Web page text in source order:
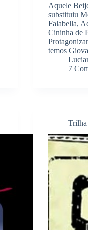
Aquele
substituiu
Falabella,
Cininha de
temos
7